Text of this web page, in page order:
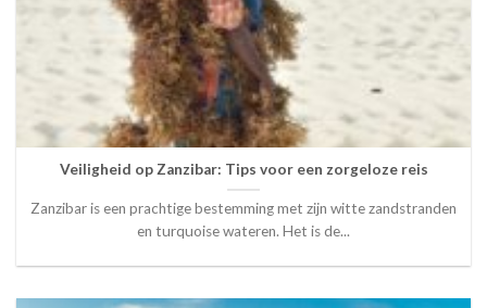
Veiligheid op Zanzibar: Tips voor een zorgeloze reis
Zanzibar is een prachtige bestemming met zijn witte zandstranden
en turquoise wateren. Het is de...